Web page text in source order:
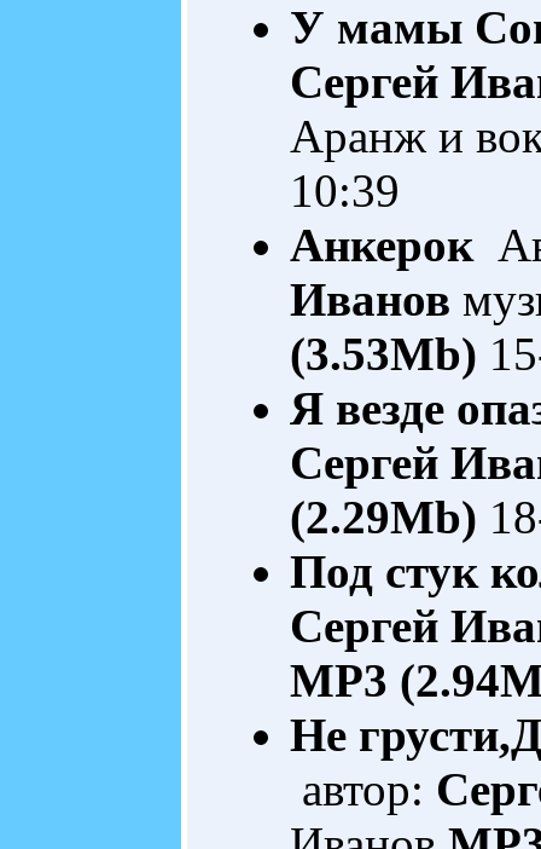
У мамы
Сергей
Аранж и
10:39
Анкерок
Иванов
(3.53Mb)
Я везде
Сергей
(2.29Mb)
Под стук
Сергей
MP3
Не
автор: